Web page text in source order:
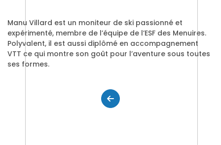
Manu Villard est un moniteur de ski passionné et
expérimenté, membre de l’équipe de l’ESF des Menuires.
Polyvalent, il est aussi diplômé en accompagnement
VTT ce qui montre son goût pour l’aventure sous toutes
ses formes.